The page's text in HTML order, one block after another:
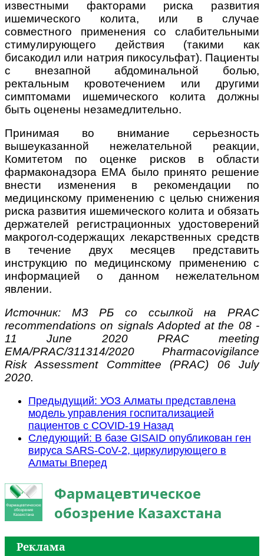
известными факторами риска развития
ишемического колита, или в случае
совместного применения со слабительными
стимулирующего действия (такими как
бисакодил или натрия пикосульфат). Пациенты
с внезапной абдоминальной болью,
ректальным кровотечением или другими
симптомами ишемического колита должны
быть оценены незамедлительно.
Принимая во внимание серьезность
вышеуказанной нежелательной реакции,
Комитетом по оценке рисков в области
фармаконадзора ЕМА было принято решение
внести изменения в рекомендации по
медицинскому применению с целью снижения
риска развития ишемического колита и обязать
держателей регистрационных удостоверений
макрогол-содержащих лекарственных средств
в течение двух месяцев представить
инструкцию по медицинскому применению с
информацией о данном нежелательном
явлении.
Источник: МЗ РБ со ссылкой на PRAC
recommendations on signals Adopted at the 08 -
11 June 2020 PRAC meeting
EMA/PRAC/311314/2020 Pharmacovigilance
Risk Assessment Committee (PRAC) 06 July
2020.
Предыдущий: УОЗ Алматы представлена
модель управления госпитализацией
пациентов с COVID-19 Назад
Следующий: В базе GISAID опубликован ген
вируса SARS-CoV-2, циркулирующего в
Алматы Вперед
Фармацевтическое
обозрение Казахстана
Реклама